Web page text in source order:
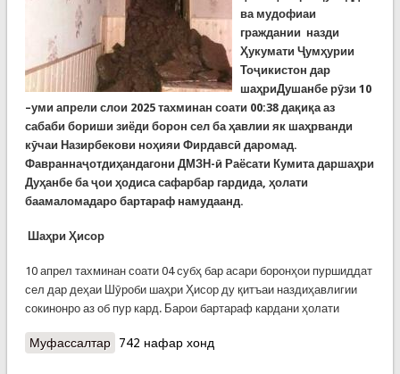
ва мудофиаи
граждании назди
Ҳукумати Ҷумҳурии
Тоҷикистон дар
шаҳриДушанбе рӯзи 10
–уми апрели слои 2025 тахминан соати 00:38 дақиқа аз
сабаби бориши зиёди борон сел ба ҳавлии як шаҳрванди
кӯчаи Назирбекови ноҳияи Фирдавсӣ даромад.
Фавраннаҷотдиҳандагони ДМЗН-ӣ Раёсати Кумита даршаҳри
Дуҳанбе ба ҷои ҳодиса сафарбар гардида, ҳолати
баамаломадаро бартараф намудаанд.
Шаҳри Ҳисор
10 апрел тахминан соати 04 субҳ бар асари боронҳои пуршиддат
сел дар деҳаи Шӯроби шаҳри Ҳисор ду қитъаи наздиҳавлигии
сокинонро аз об пур кард. Барои бартараф кардани ҳолати
Муфассалтаро Маълумоти расмӣ аз селҳои дирӯз дар кишвар
742 нафар хонд